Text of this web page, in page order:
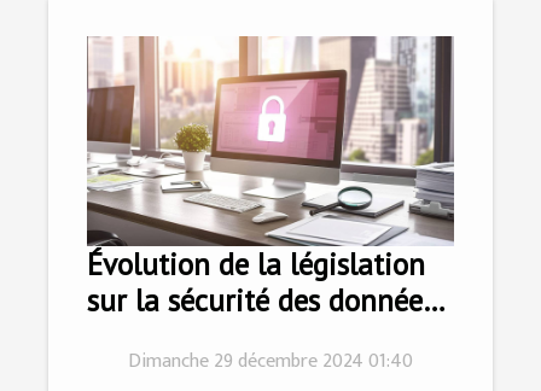
Évolution de la législation
sur la sécurité des données
Dimanche 29 décembre 2024 01:40